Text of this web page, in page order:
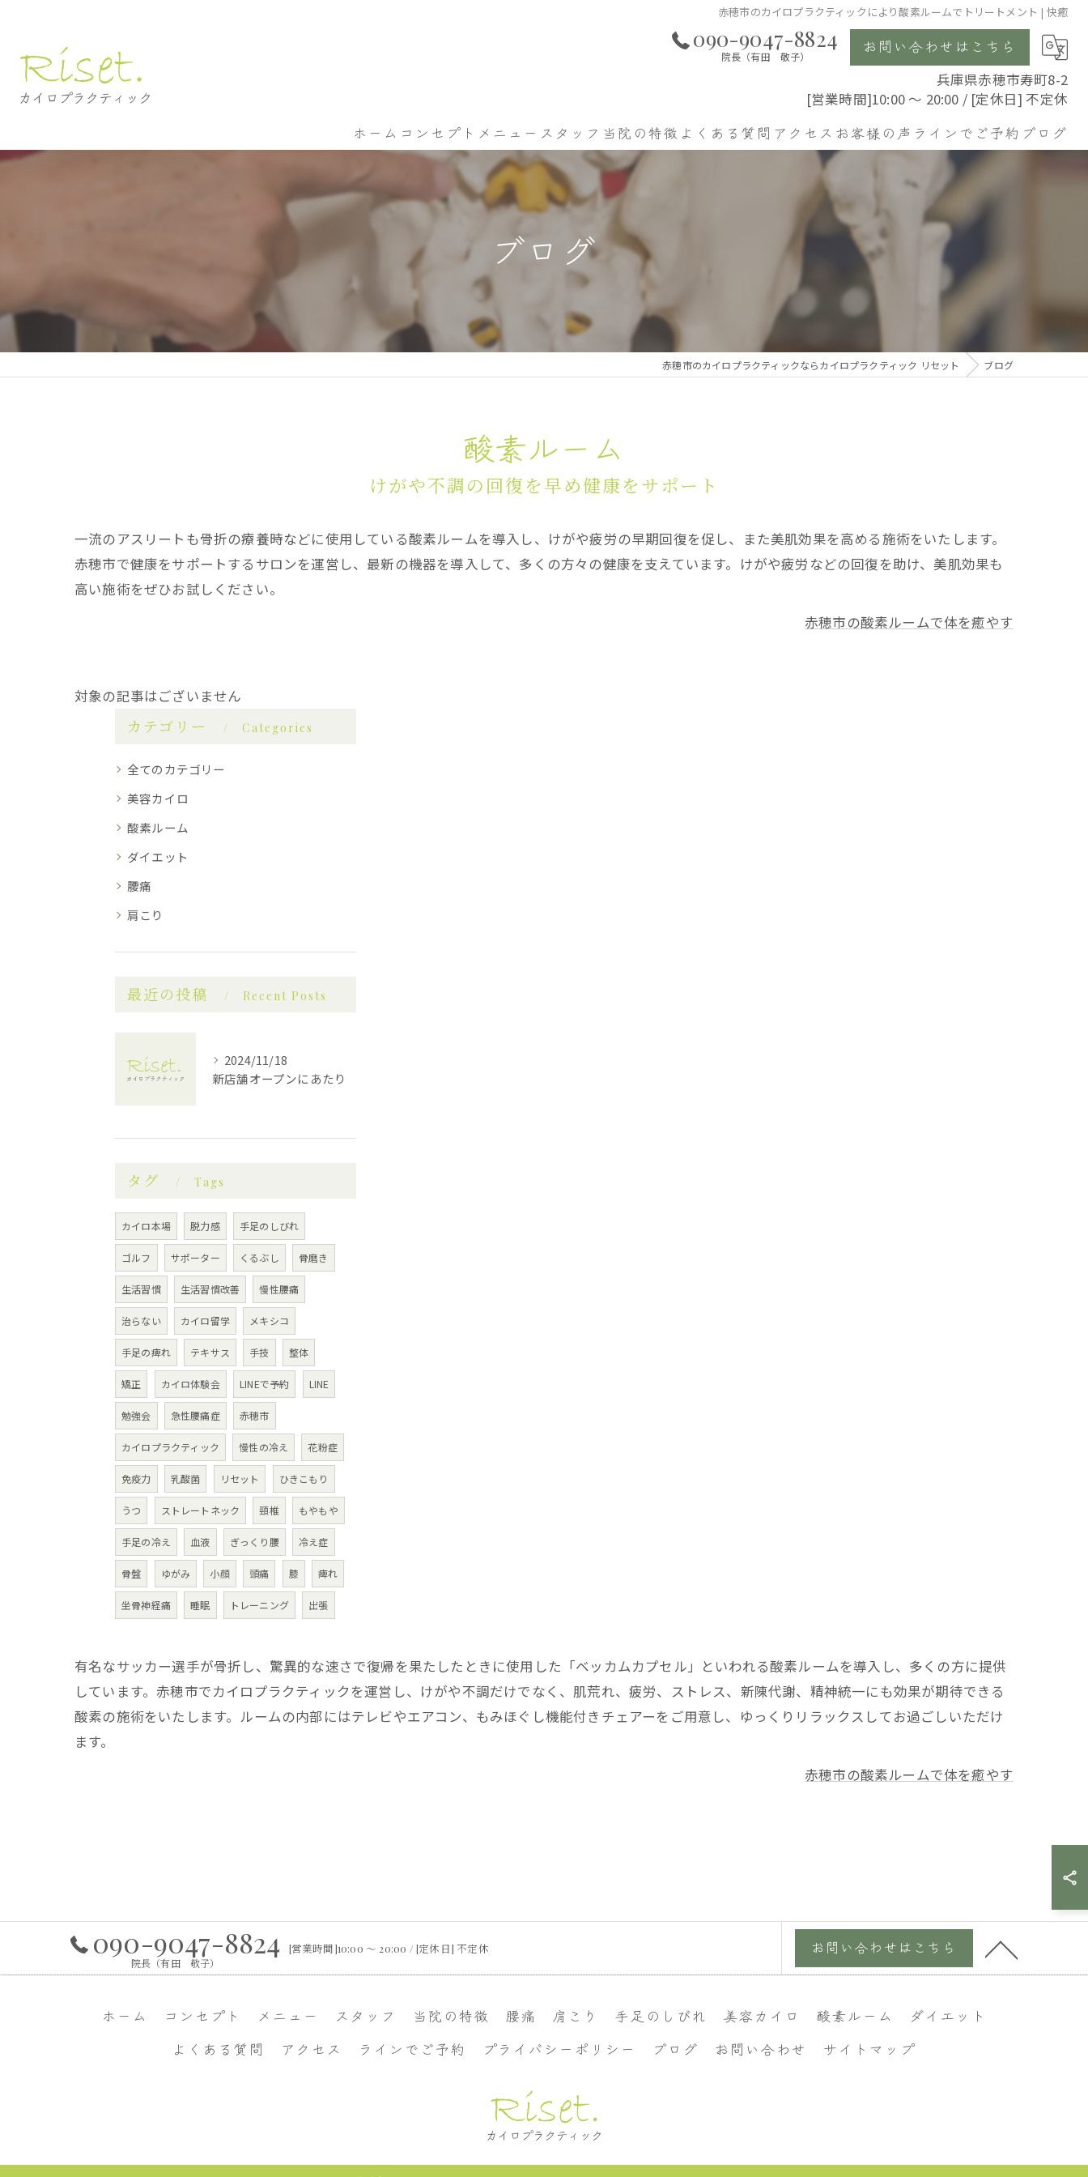
赤穂市のカイロプラクティックにより酸素ルームでトリートメント | 快癒
090-9047-8824
院長（有田 敬子）
お問い合わせはこちら
兵庫県赤穂市寿町8-2
[営業時間]10:00 〜 20:00 / [定休日] 不定休
ホーム コンセプト メニュー スタッフ 当院の特徴
腰痛
手足のしびれ
美容カイロ
酸素ルーム
ダイエット
よくある質問 アクセス お客様の声 ラインでご予約 ブログ
ブログ
赤穂市のカイロプラクティックならカイロプラクティック リセット ブログ
酸素ルーム
けがや不調の回復を早め健康をサポート
一流のアスリートも骨折の療養時などに使用している酸素ルームを導入し、けがや疲労の早期回復を促し、また美肌効果を高める施術をいたします。
赤穂市で健康をサポートするサロンを運営し、最新の機器を導入して、多くの方々の健康を支えています。けがや疲労などの回復を助け、美肌効果も
高い施術をぜひお試しください。
赤穂市の酸素ルームで体を癒やす
対象の記事はございません
カテゴリー
Categories
全てのカテゴリー
美容カイロ
酸素ルーム
ダイエット
腰痛
肩こり
最近の投稿 Recent Posts
2024/11/18
新店舗オープンにあたり
タグ Tags
カイロ本場 脱力感 手足のしびれ
ゴルフ サポーター くるぶし 骨磨き
生活習慣 生活習慣改善 慢性腰痛
治らない カイロ留学 メキシコ
手足の痺れ テキサス 手技 整体
矯正 カイロ体験会 LINEで予約 LINE
勉強会 急性腰痛症 赤穂市
カイロプラクティック 慢性の冷え 花粉症
免疫力 乳酸菌 リセット ひきこもり
うつ ストレートネック 頸椎 もやもや
手足の冷え 血液 ぎっくり腰 冷え症
骨盤 ゆがみ 小顔 頭痛 膝 痺れ
坐骨神経痛 睡眠 トレーニング 出張
有名なサッカー選手が骨折し、驚異的な速さで復帰を果たしたときに使用した「ベッカムカプセル」といわれる酸素ルームを導入し、多くの方に提供
しています。赤穂市でカイロプラクティックを運営し、けがや不調だけでなく、肌荒れ、疲労、ストレス、新陳代謝、精神統一にも効果が期待できる
酸素の施術をいたします。ルームの内部にはテレビやエアコン、もみほぐし機能付きチェアーをご用意し、ゆっくりリラックスしてお過ごしいただけ
ます。
赤穂市の酸素ルームで体を癒やす
090-9047-8824
院長（有田 敬子）
[営業時間]10:00 〜 20:00 / [定休日] 不定休 お問い合わせはこちら
ホーム コンセプト メニュー スタッフ 当院の特徴 腰痛 肩こり 手足のしびれ 美容カイロ 酸素ルーム
ダイエット
よくある質問
アクセス ラインでご予約 プライバシーポリシー ブログ お問い合わせ サイトマップ